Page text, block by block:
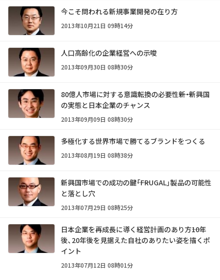
今こそ問われる新規事業開発の在り方
2013年10月21日 09時14分
人口高齢化の企業経営への示唆
2013年09月30日 08時30分
80億人市場に対する意識転換の必要性――新・新興国
の実態と日本企業のチャンス
2013年09月09日 08時30分
多極化する世界市場で勝てるブランドをつくる
2013年08月19日 08時38分
新興国市場での成功の鍵――「FRUGAL」製品の可能性
と落とし穴
2013年07月29日 08時25分
日本企業を再成長に導く経営計画のあり方――10年
後、20年後を見据えた自社のありたい姿を描くポ
イント
2013年07月12日 08時01分